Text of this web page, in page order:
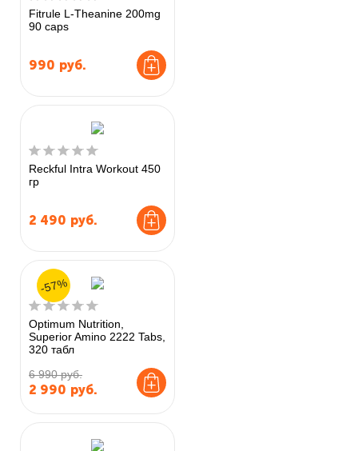
Fitrule L-Theanine 200mg
90 caps
990 руб.
Reckful Intra Workout 450
гр
2 490 руб.
Optimum Nutrition,
Superior Amino 2222 Tabs,
320 табл
6 990 руб.
2 990 руб.
-57%